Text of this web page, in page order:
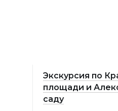
Экскурсия по
площади и
саду